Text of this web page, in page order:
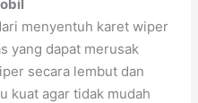
menyentuh karet wiper
yang dapat merusak
secara lembut dan
kuat agar tidak mudah